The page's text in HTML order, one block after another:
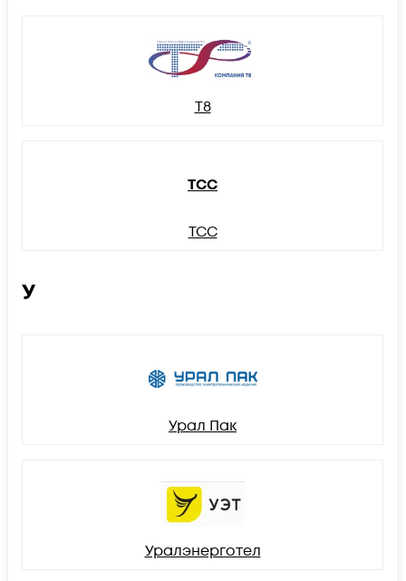
Т8
ТСС
ТСС
У
Урал Пак
Уралэнерготел